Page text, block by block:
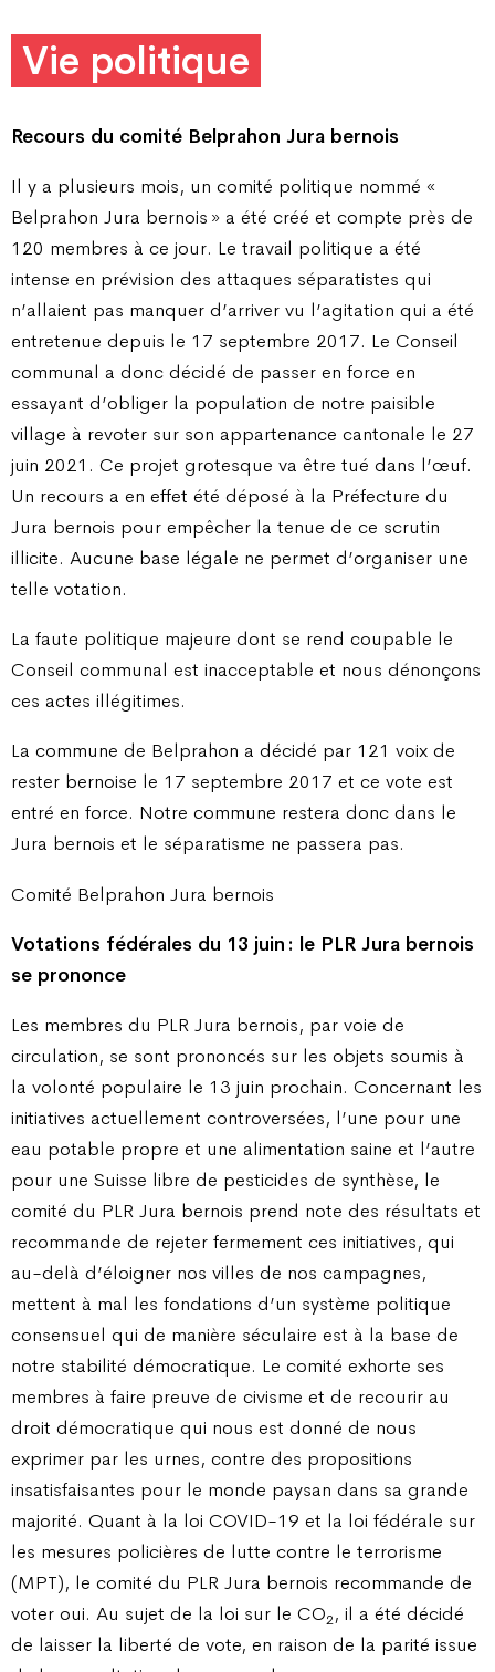
Vie politique
Recours du comité Belprahon Jura bernois
Il y a plusieurs mois, un comité politique nommé «
Belprahon Jura bernois » a été créé et compte près de
120 membres à ce jour. Le travail politique a été
intense en prévision des attaques séparatistes qui
n’allaient pas manquer d’arriver vu l’agitation qui a été
entretenue depuis le 17 septembre 2017. Le Conseil
communal a donc décidé de passer en force en
essayant d’obliger la population de notre paisible
village à revoter sur son appartenance cantonale le 27
juin 2021. Ce projet grotesque va être tué dans l’œuf.
Un recours a en effet été déposé à la Préfecture du
Jura bernois pour empêcher la tenue de ce scrutin
illicite. Aucune base légale ne permet d’organiser une
telle votation.
La faute politique majeure dont se rend coupable le
Conseil communal est inacceptable et nous dénonçons
ces actes illégitimes.
La commune de Belprahon a décidé par 121 voix de
rester bernoise le 17 septembre 2017 et ce vote est
entré en force. Notre commune restera donc dans le
Jura bernois et le séparatisme ne passera pas.
Comité Belprahon Jura bernois
Votations fédérales du 13 juin : le PLR Jura bernois
se prononce
Les membres du PLR Jura bernois, par voie de
circulation, se sont prononcés sur les objets soumis à
la volonté populaire le 13 juin prochain. Concernant les
initiatives actuellement controversées, l’une pour une
eau potable propre et une alimentation saine et l’autre
pour une Suisse libre de pesticides de synthèse, le
comité du PLR Jura bernois prend note des résultats et
recommande de rejeter fermement ces initiatives, qui
au-delà d’éloigner nos villes de nos campagnes,
mettent à mal les fondations d’un système politique
consensuel qui de manière séculaire est à la base de
notre stabilité démocratique. Le comité exhorte ses
membres à faire preuve de civisme et de recourir au
droit démocratique qui nous est donné de nous
exprimer par les urnes, contre des propositions
insatisfaisantes pour le monde paysan dans sa grande
majorité. Quant à la loi COVID-19 et la loi fédérale sur
les mesures policières de lutte contre le terrorisme
(MPT), le comité du PLR Jura bernois recommande de
voter oui. Au sujet de la loi sur le CO2, il a été décidé
de laisser la liberté de vote, en raison de la parité issue